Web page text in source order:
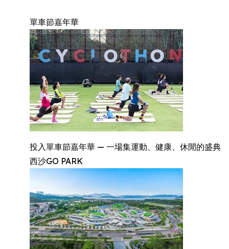
單車節嘉年華
投入單車節嘉年華 — 一場集運動、健康、休閒的盛典
西沙GO PARK